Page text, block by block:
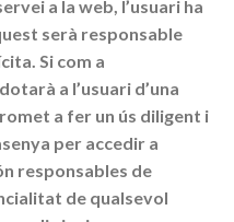
a la web, l’usuari ha
serà responsable
Si com a
a l’usuari d’una
a fer un ús diligent i
per accedir a
responsables de
de qualsevol